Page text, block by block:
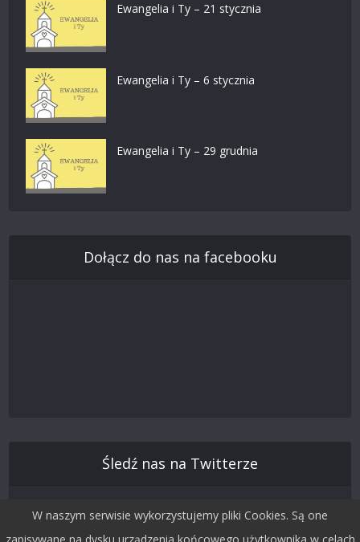
Ewangelia i Ty – 21 stycznia
Ewangelia i Ty – 6 stycznia
Ewangelia i Ty – 29 grudnia
Dołącz do nas na facebooku
Śledź nas na Twitterze
W naszym serwisie wykorzystujemy pliki Cookies. Są one